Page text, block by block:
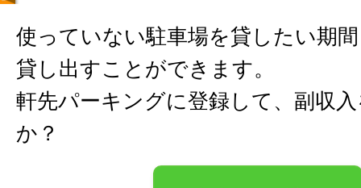
使っていない駐車場を貸したい期
貸し出すことができます。
軒先パーキングに登録して、副収
か？